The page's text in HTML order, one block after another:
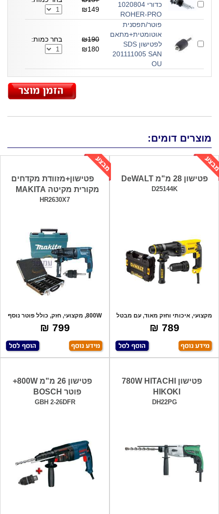
כדורי 1020804
ROHER-PRO
פוטר/תפסנית
אוטומטית+מתאם
לפטישון SDS
201111005 SAN
OU
₪190
בחר כמות:
מוצרים דומים:
פטישון 28 מ"מ DeWALT
D25144K
מקצועי, איכותי וחזק מאוד, עם מבטל
סיבוב,
789 ₪
פטישון+מזוודת מקדחים
מקורית מקיטה MAKITA
HR2630X7
800W, מקצועי, חזק, כולל פוטר נוסף
מקורי
799 ₪
פטישון 780W HITACHI
HIKOKI
DH22PG
פטישון 26 מ"מ 800W+
פוטר BOSCH
GBH 2-26DFR